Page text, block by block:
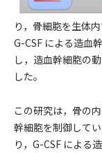
り，骨細胞を生体
G-CSF による造血
し，造血幹細胞の
した。
この研究は，骨の
幹細胞を制御して
り，G-CSF による